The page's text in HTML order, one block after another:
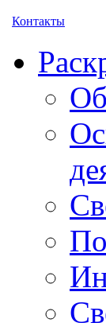
Контакты